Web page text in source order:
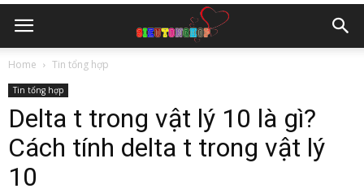
Home Tin tổng hợp
Tin tổng hợp
Delta t trong vật lý 10 là gì?
Cách tính delta t trong vật lý
10